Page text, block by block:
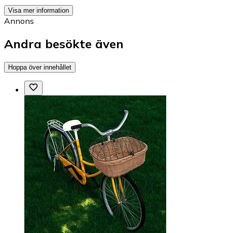
Visa mer information
Annons
Andra besökte även
Hoppa över innehållet